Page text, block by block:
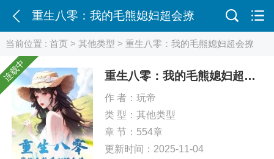
重生八零：我的毛熊媳妇超会撩
当前位置 :首页 >其他类型 > 重生八零：我的毛熊媳妇超会撩
连载中 重生八零：我的毛熊媳妇超会撩
作 者： 玩帝
类 型： 其他类型
章 节：554章
更新时间：2025-11-04